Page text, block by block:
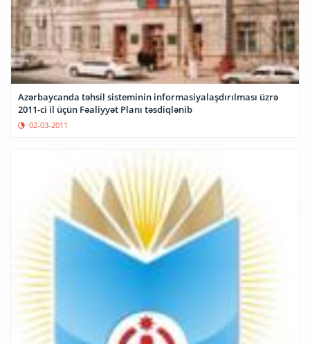
Azərbaycanda təhsil sisteminin informasiyalaşdırılması üzrə
2011-ci il üçün Fəaliyyət Planı təsdiqlənib
02-03-2011